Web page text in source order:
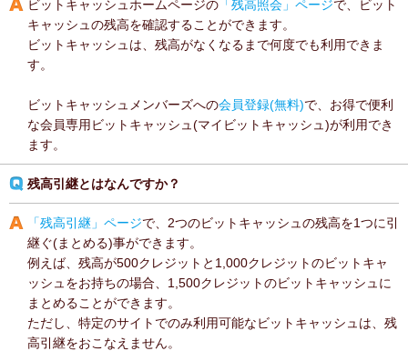
ビットキャッシュホームページの 「残高照会」ページで、ビット
キャッシュの残高を確認することができます。
ビットキャッシュは、残高がなくなるまで何度でも利用できま
す。
ビットキャッシュメンバーズへの会員登録(無料)で、お得で便利
な会員専用ビットキャッシュ(マイビットキャッシュ)が利用でき
ます。
残高引継とはなんですか？
「残高引継」ページで、2つのビットキャッシュの残高を1つに引
継ぐ(まとめる)事ができます。
例えば、残高が500クレジットと1,000クレジットのビットキャ
ッシュをお持ちの場合、1,500クレジットのビットキャッシュに
まとめることができます。
ただし、特定のサイトでのみ利用可能なビットキャッシュは、残
高引継をおこなえません。